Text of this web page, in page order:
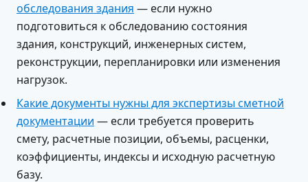
обследования здания — если нужно
подготовиться к обследованию состояния
здания, конструкций, инженерных систем,
реконструкции, перепланировки или изменения
нагрузок.
Какие документы нужны для экспертизы сметной
документации — если требуется проверить
смету, расчетные позиции, объемы, расценки,
коэффициенты, индексы и исходную расчетную
базу.